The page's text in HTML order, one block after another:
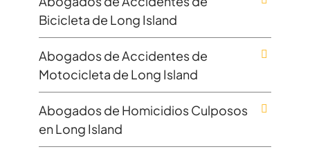
Bicicleta de Long Island
Abogados de Accidentes de
Motocicleta de Long Island
Abogados de Homicidios Culposos
en Long Island